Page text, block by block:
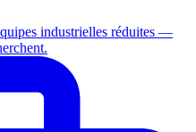
industrielles réduites —